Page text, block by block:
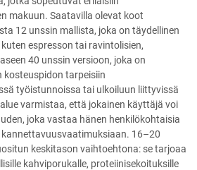
makuun. Saatavilla olevat koot
12 unssin mallista, joka on täydellinen
espresson tai ravintolisien,
40 unssin versioon, joka on
kosteuspidon tarpeisiin
työistunnoissa tai ulkoiluun liittyvissä
varmistaa, että jokainen käyttäjä voi
joka vastaa hänen henkilökohtaisia
16–20
keskitason vaihtoehtona: se tarjoaa
kahviporukalle, proteiinisekoituksille